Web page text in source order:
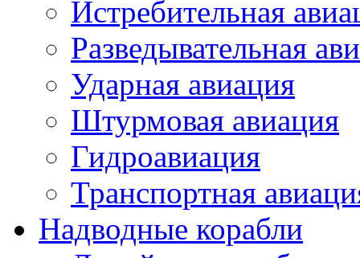
Истребительная
Разведывательная
Ударная авиация
Штурмовая авиация
Гидроавиация
Транспортная
Надводные корабли